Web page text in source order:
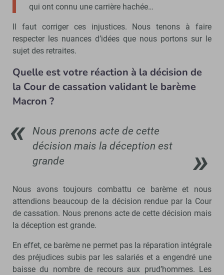
qui ont connu une carrière hachée…
Il faut corriger ces injustices. Nous tenons à faire
respecter les nuances d’idées que nous portons sur le
sujet des retraites.
Quelle est votre réaction à la décision de
la Cour de cassation validant le barème
Macron ?
Nous prenons acte de cette
décision mais la déception est
grande
Nous avons toujours combattu ce barème et nous
attendions beaucoup de la décision rendue par la Cour
de cassation. Nous prenons acte de cette décision mais
la déception est grande.
En effet, ce barème ne permet pas la réparation intégrale
des préjudices subis par les salariés et a engendré une
baisse du nombre de recours aux prud’hommes. Les